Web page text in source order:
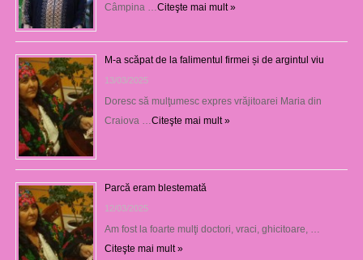
Câmpina … Citeşte mai mult »
M-a scăpat de la falimentul firmei și de argintul viu
13/03/2025
Doresc să mulţumesc expres vrăjitoarei Maria din
Craiova … Citeşte mai mult »
Parcă eram blestemată
12/03/2025
Am fost la foarte mulţi doctori, vraci, ghicitoare, …
Citeşte mai mult »